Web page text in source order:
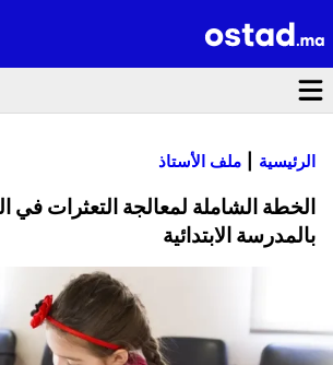
الرئيسية ملف الأستاذ
الخطة الشاملة لمعالجة التعثرات في
بالمدرسة الابتدائية